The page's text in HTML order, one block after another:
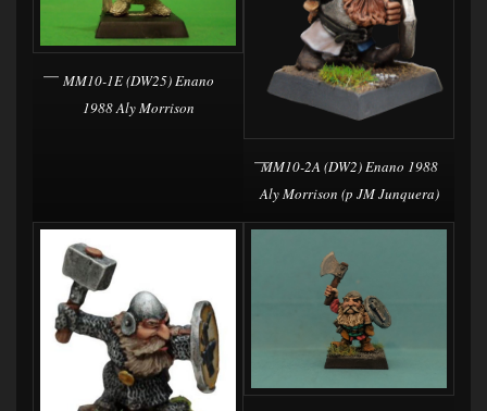
MM10-1E (DW25) Enano
1988 Aly Morrison
MM10-2A (DW2) Enano 1988
Aly Morrison (p JM Junquera)